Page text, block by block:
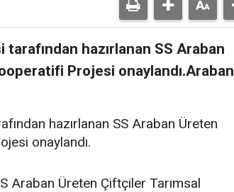
hazırlanan SS Araban
Projesi onaylandı.Araban
hazırlanan SS Araban Üreten
onaylandı.
Araban Üreten Çiftçiler Tarımsal